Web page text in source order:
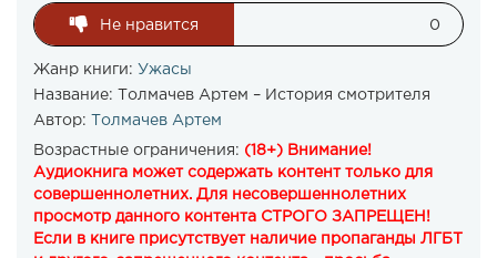
Не нравится 0
Жанр книги: Ужасы
Название: Толмачев Артем – История смотрителя
Автор:
Толмачев Артем
Возрастные ограничения: (18+) Внимание!
Аудиокнига может содержать контент только для
совершеннолетних. Для несовершеннолетних
просмотр данного контента СТРОГО ЗАПРЕЩЕН!
Если в книге присутствует наличие пропаганды ЛГБТ